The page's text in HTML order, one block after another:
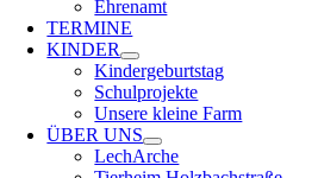
Ehrenamt
TERMINE
KINDER
Kindergeburtstag
Schulprojekte
Unsere kleine Farm
ÜBER UNS
LechArche